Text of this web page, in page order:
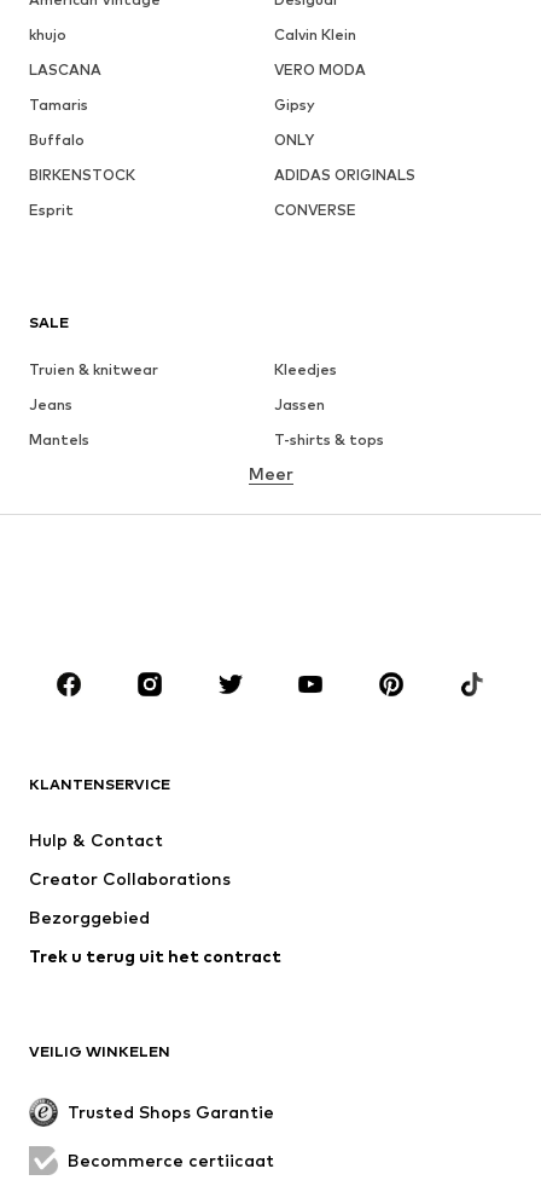
khujo
Calvin Klein
LASCANA
VERO MODA
Tamaris
Gipsy
Buffalo
ONLY
BIRKENSTOCK
ADIDAS ORIGINALS
Esprit
CONVERSE
SALE
Truien & knitwear
Kleedjes
Jeans
Jassen
Mantels
T-shirts & tops
Ondergoed
Rokken
Blouses & tunieken
Accessoires
Premium
Nieuw
Ondergoed
Mantels
Rokken
Evenementen
Meer
KLANTENSERVICE
Hulp & Contact
Creator Collaborations
Bezorggebied
Trek u terug uit het contract
VEILIG WINKELEN
Trusted Shops Garantie
Becommerce certificaat